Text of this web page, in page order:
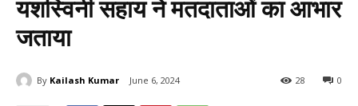
यशस्विनी सहाय ने मतदाताओं का आभार
जताया
By Kailash Kumar June 6, 2024 0
28